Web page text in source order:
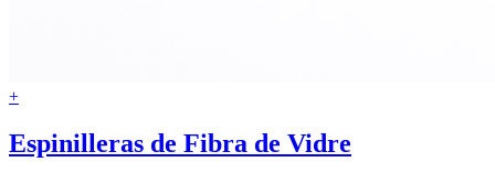
+
Espinilleras de Fibra de Vidre